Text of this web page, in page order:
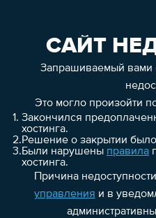
САЙТ
Запрашиваемый вами
Это могло произойти
1. Закончился
хостинга.
2.Решение о закрытии
3.Были нарушены правила
хостинга.
Причина
управления и в